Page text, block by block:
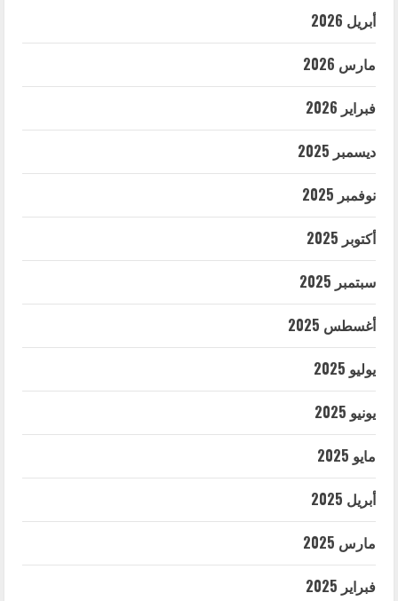
أبريل 2026
مارس 2026
فبراير 2026
ديسمبر 2025
نوفمبر 2025
أكتوبر 2025
سبتمبر 2025
أغسطس 2025
يوليو 2025
يونيو 2025
مايو 2025
أبريل 2025
مارس 2025
فبراير 2025